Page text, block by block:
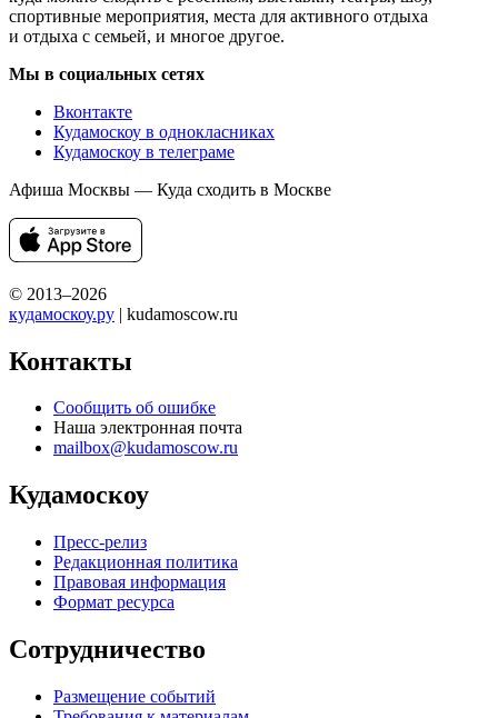
спортивные мероприятия, места для активного отдыха
и отдыха с семьей, и многое другое.
Мы в социальных сетях
Вконтакте
Кудамоскоу в однокласниках
Кудамоскоу в телеграме
Афиша Москвы — Куда сходить в Москве
© 2013–2026
кудамоскоу.ру | kudamoscow.ru
Контакты
Сообщить об ошибке
Наша электронная почта
mailbox@kudamoscow.ru
Кудамоскоу
Пресс-релиз
Редакционная политика
Правовая информация
Формат ресурса
Сотрудничество
Размещение событий